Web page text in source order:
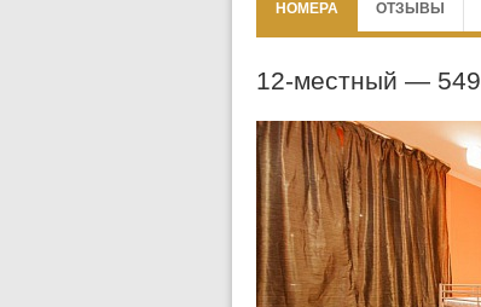
НОМЕРА ОТЗЫВЫ
12-местный — 549